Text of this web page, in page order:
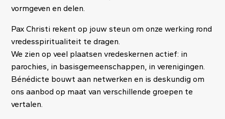
vormgeven en delen.
Pax Christi rekent op jouw steun om onze werking rond
vredesspiritualiteit te dragen.
We zien op veel plaatsen vredeskernen actief: in
parochies, in basisgemeenschappen, in verenigingen.
Bénédicte bouwt aan netwerken en is deskundig om
ons aanbod op maat van verschillende groepen te
vertalen.